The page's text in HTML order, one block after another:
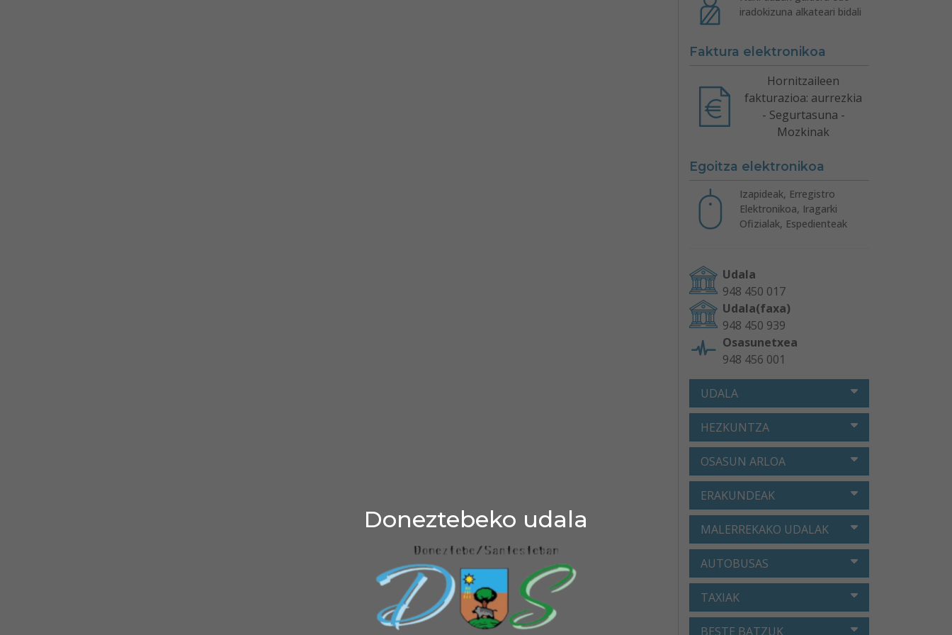
Doneztebeko udala
iradokizuna alkateari bidali
Faktura elektronikoa
Hornitzaileen
fakturazioa: aurrezkia
- Segurtasuna -
Mozkinak
Egoitza elektronikoa
Izapideak, Erregistro
Elektronikoa, Iragarki
Ofizialak, Espedienteak
Udala
948 450 017
Udala(faxa)
948 450 939
Osasunetxea
948 456 001
UDALA
HEZKUNTZA
OSASUN ARLOA
ERAKUNDEAK
MALERREKAKO UDALAK
AUTOBUSAS
TAXIAK
BESTE BATZUK